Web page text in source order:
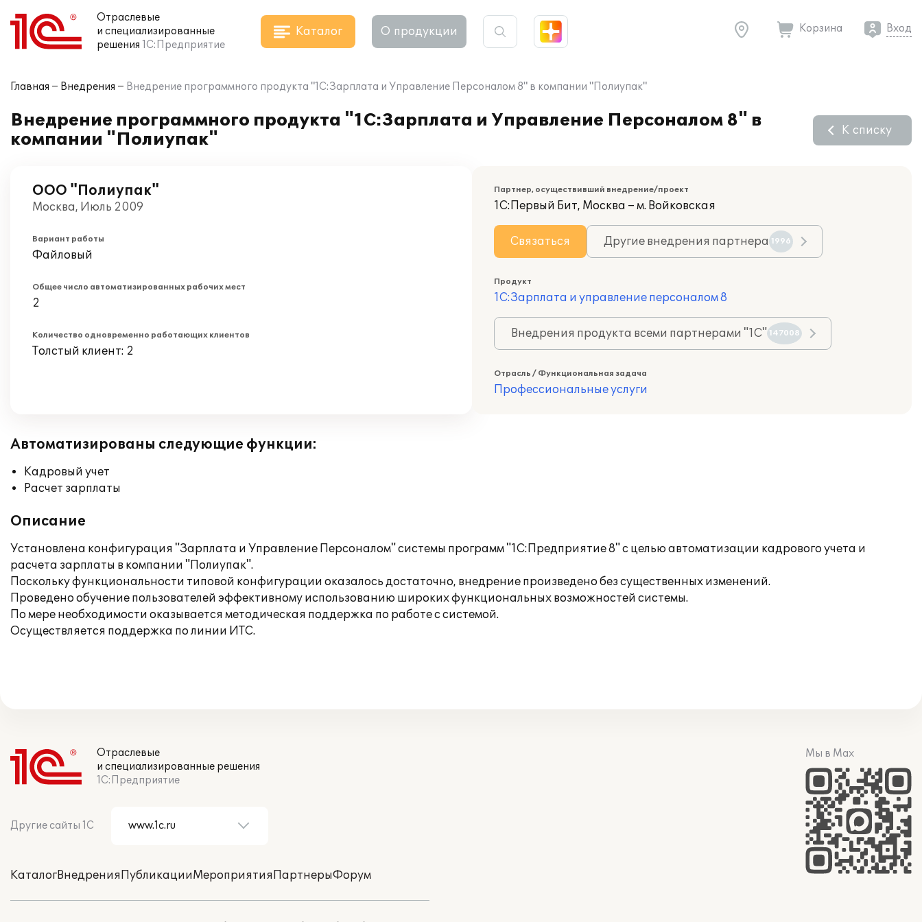
Отраслевые
и специализированные
решения 1С:Предприятие
Каталог О продукции Корзина Вход
Главная Внедрения Внедрение программного продукта "1С:Зарплата и Управление Персоналом 8" в компании "Полиупак"
Внедрение программного продукта "1С:Зарплата и Управление Персоналом 8" в
компании "Полиупак"
К списку
ООО "Полиупак"
Москва, Июль 2009
Вариант работы
Файловый
Общее число автоматизированных рабочих мест
2
Количество одновременно работающих клиентов
Толстый клиент: 2
Партнер, осуществивший внедрение/проект
1С:Первый Бит, Москва – м. Войковская
Связаться Другие внедрения партнера 1996
Продукт
1С:Зарплата и управление персоналом 8
Внедрения продукта всеми партнерами "1С" 147008
Отрасль / Функциональная задача
Профессиональные услуги
Автоматизированы следующие функции:
Кадровый учет
Расчет зарплаты
Описание
Установлена конфигурация "Зарплата и Управление Персоналом" системы программ "1С:Предприятие 8" с целью автоматизации кадрового учета и
расчета зарплаты в компании "Полиупак".
Поскольку функциональности типовой конфигурации оказалось достаточно, внедрение произведено без существенных изменений.
Проведено обучение пользователей эффективному использованию широких функциональных возможностей системы.
По мере необходимости оказывается методическая поддержка по работе с системой.
Осуществляется поддержка по линии ИТС.
Отраслевые
и специализированные решения
1С:Предприятие
Другие сайты 1С
КаталогВнедренияПубликацииМероприятияПартнерыФорум
Мы в Max